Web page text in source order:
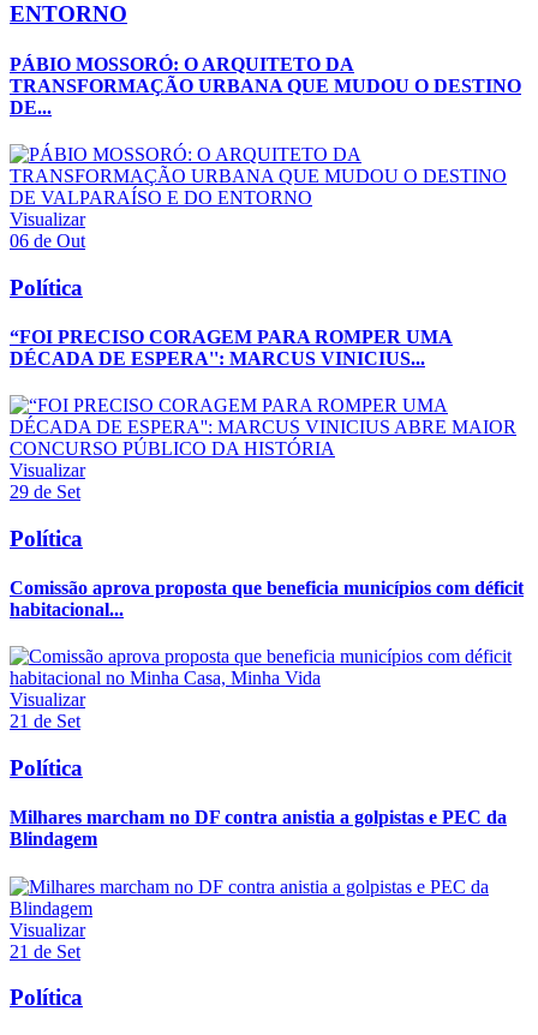
ENTORNO
PÁBIO MOSSORÓ: O ARQUITETO DA
TRANSFORMAÇÃO URBANA QUE MUDOU O DESTINO
DE...
Visualizar
06 de Out
Política
“FOI PRECISO CORAGEM PARA ROMPER UMA
DÉCADA DE ESPERA'': MARCUS VINICIUS...
Visualizar
29 de Set
Política
Comissão aprova proposta que beneficia municípios com déficit
habitacional...
Visualizar
21 de Set
Política
Milhares marcham no DF contra anistia a golpistas e PEC da
Blindagem
Visualizar
21 de Set
Política